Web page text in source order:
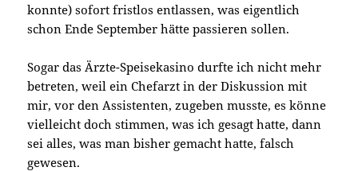
konnte) sofort fristlos entlassen, was eigentlich
schon Ende September hätte passieren sollen.
Sogar das Ärzte-Speisekasino durfte ich nicht mehr
betreten, weil ein Chefarzt in der Diskussion mit
mir, vor den Assistenten, zugeben musste, es könne
vielleicht doch stimmen, was ich gesagt hatte, dann
sei alles, was man bisher gemacht hatte, falsch
gewesen.